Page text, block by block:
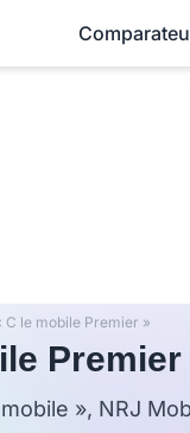
le mobile Premier »
Premier
», NRJ